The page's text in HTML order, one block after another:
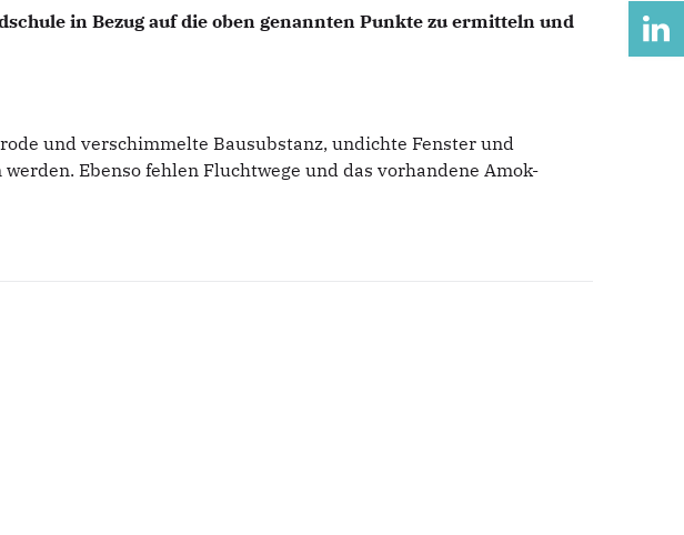
in Bezug auf die oben genannten Punkte zu ermitteln und
und verschimmelte Bausubstanz, undichte Fenster und
Ebenso fehlen Fluchtwege und das vorhandene Amok-